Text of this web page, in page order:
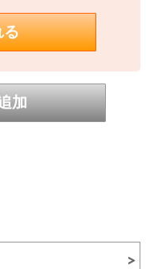
ております。
売り違いにより欠品が発
けしますが、予めご了承の
す。